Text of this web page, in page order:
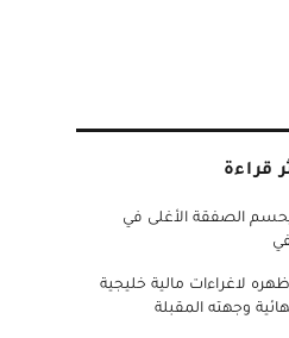
قراءة
يحسم الصفقة الأغلى في
ظهره لاغراءات مالية خليجية
وجهته المقبلة